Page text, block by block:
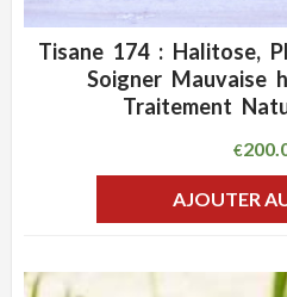
ADD WISHLIST
Tisane 174 : Halitose,
Soigner Mauvaise
Traitement
€
AJOUTER